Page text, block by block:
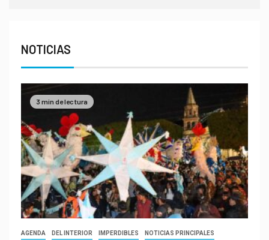
NOTICIAS
3 min de lectura
AGENDA DEL INTERIOR IMPERDIBLES
NOTICIAS PRINCIPALES